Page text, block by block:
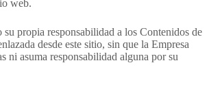
web.
propia responsabilidad a los Contenidos de
desde este sitio, sin que la Empresa
ni asuma responsabilidad alguna por su